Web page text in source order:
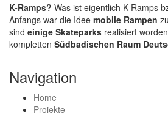
K-Ramps? Was ist eigentlich K-Ramps
Anfangs war die Idee mobile Rampen
sind einige Skateparks realisiert
kompletten Südbadischen Raum
Navigation
Home
Projekte